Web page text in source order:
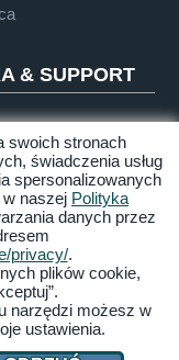
& SUPPORT
swoich stronach
świadczenia usług
spersonalizowanych
naszej Polityka
danych przez
privacy/.
plików cookie,
narzędzi możesz w
ustawienia.